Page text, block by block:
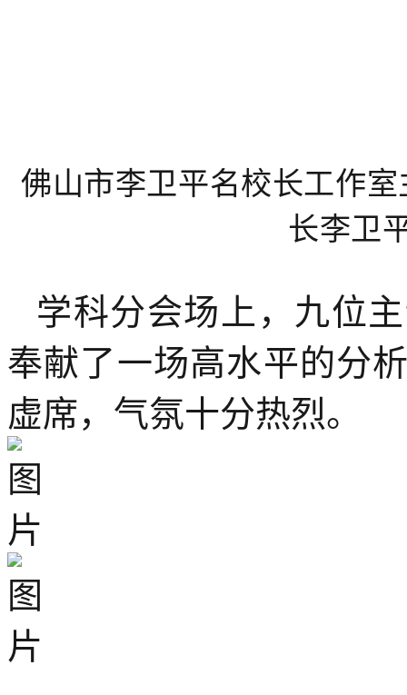
佛山市李卫平名校长工作
长李卫
学科分会场上，九位
奉献了一场高水平的分
虚席，气氛十分热烈。